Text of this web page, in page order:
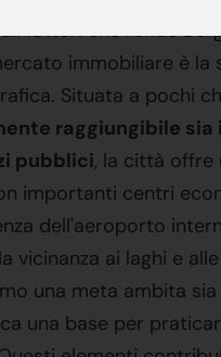
fattori che rende
immobiliare è la
Situata a pochi
raggiungibile sia
pubblici, la città offre
importanti centri
dell'aeroporto
vicinanza ai laghi e
una meta ambita
una base per